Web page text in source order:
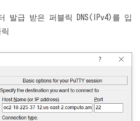
터 발급 받은 퍼블릭 DNS(IPv4)를 입